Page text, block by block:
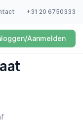
+31 20 6750333
Aanmelden